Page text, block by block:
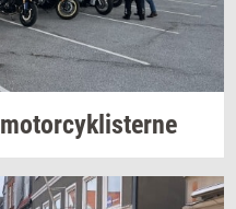
mo­tor­cyk­li­ster­ne